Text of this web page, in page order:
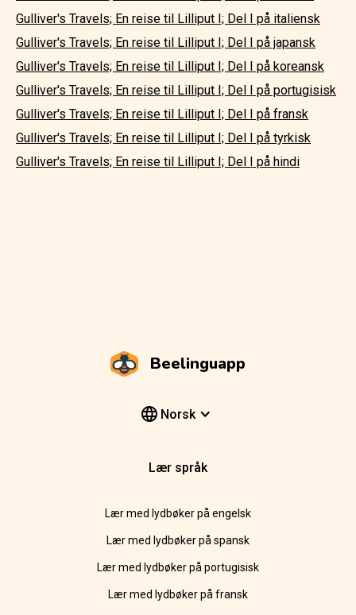
Gulliver's Travels; En reise til Lilliput I; Del I på italiensk
Gulliver's Travels; En reise til Lilliput I; Del I på japansk
Gulliver's Travels; En reise til Lilliput I; Del I på koreansk
Gulliver's Travels; En reise til Lilliput I; Del I på portugisisk
Gulliver's Travels; En reise til Lilliput I; Del I på fransk
Gulliver's Travels; En reise til Lilliput I; Del I på tyrkisk
Gulliver's Travels; En reise til Lilliput I; Del I på hindi
Beelinguapp
Norsk
Lær språk
Lær med lydbøker på engelsk
Lær med lydbøker på spansk
Lær med lydbøker på portugisisk
Lær med lydbøker på fransk